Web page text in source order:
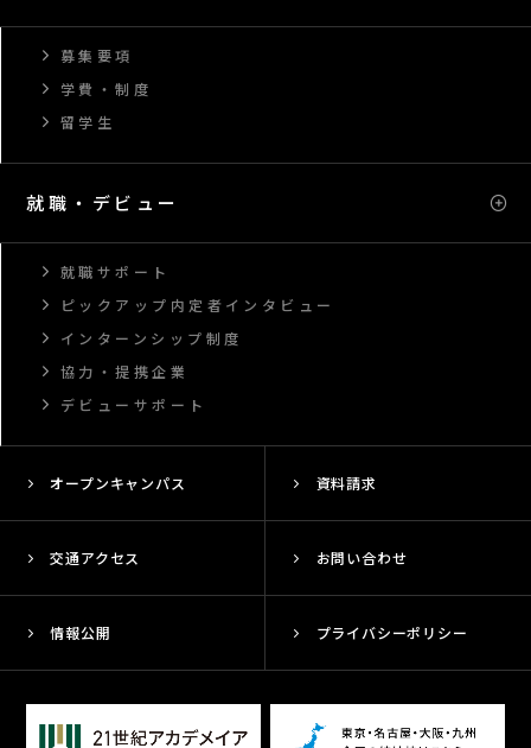
募集要項
学費・制度
留学生
就職・デビュー
就職サポート
ピックアップ内定者インタビュー
インターンシップ制度
協力・提携企業
デビューサポート
オープンキャンパス 資料請求
交通アクセス お問い合わせ
情報公開 プライバシーポリシー